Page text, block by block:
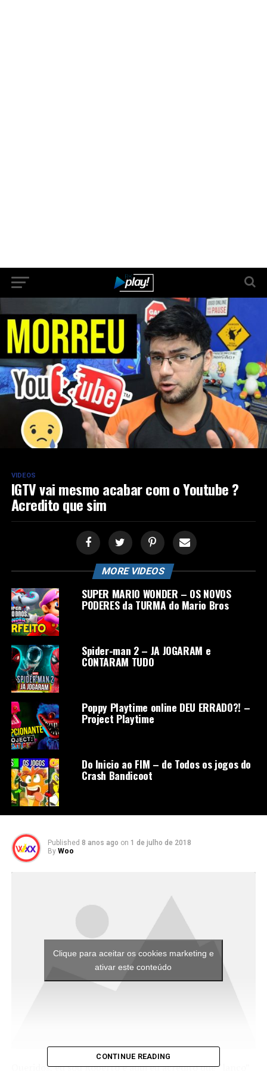
VIDEOS
IGTV vai mesmo acabar com o Youtube ?
Acredito que sim
MORE VIDEOS
SUPER MARIO WONDER – OS NOVOS
PODERES da TURMA do Mario Bros
Spider-man 2 – JA JOGARAM e
CONTARAM TUDO
Poppy Playtime online DEU ERRADO?! –
Project Playtime
Do Inicio ao FIM – de Todos os jogos do
Crash Bandicoot
Published 8 anos ago on 1 de julho de 2018
By Woo
Clique para aceitar os cookies marketing e
ativar este conteúdo
Queridos, eu sou Roberto e aqui eu acredito que “lanço”
CONTINUE READING